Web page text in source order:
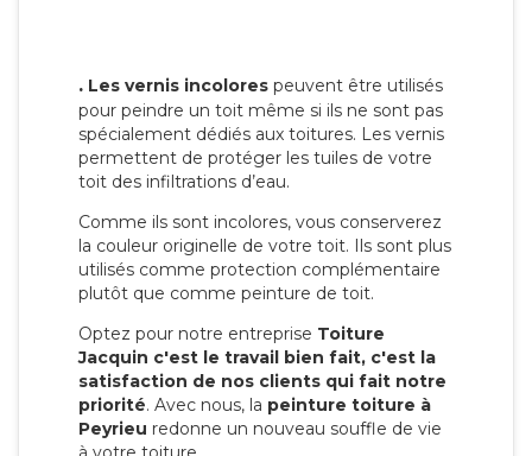
. Les vernis incolores peuvent être utilisés
pour peindre un toit même si ils ne sont pas
spécialement dédiés aux toitures. Les vernis
permettent de protéger les tuiles de votre
toit des infiltrations d’eau.
Comme ils sont incolores, vous conserverez
la couleur originelle de votre toit. Ils sont plus
utilisés comme protection complémentaire
plutôt que comme peinture de toit.
Optez pour notre entreprise Toiture
Jacquin c'est le travail bien fait, c'est la
satisfaction de nos clients qui fait notre
priorité. Avec nous, la peinture toiture à
Peyrieu redonne un nouveau souffle de vie